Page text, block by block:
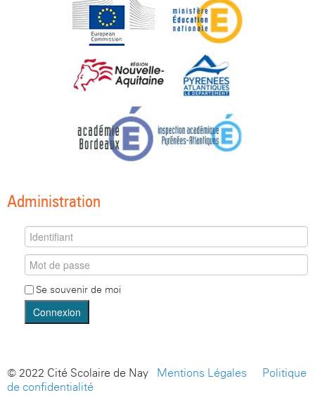
Administration
Se souvenir de moi
Connexion
© 2022 Cité Scolaire de Nay - Mentions Légales
Politique
de confidentialité